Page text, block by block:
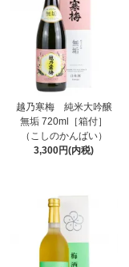
越乃寒梅 純米大吟醸
無垢 720ml［箱付］
（こしのかんばい）
3,300円(内税)